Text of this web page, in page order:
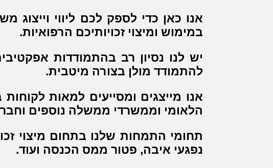
אנו כאן כדי לספק לכם ליווי וייצוג
במימוש ומיצוי זכויותיכם הרפואיות.
יש לנו נסיון רב בהתמודדות
להתמודד מולן בצורה מיטבית.
אנו מייצגים ומסייעים למאות
הלאומי וממשרדי ממשלה נוספים
תחומי התמחות שלנו בתחום מיצוי
נפגעי איבה, פטור ממס הכנסה ועוד.